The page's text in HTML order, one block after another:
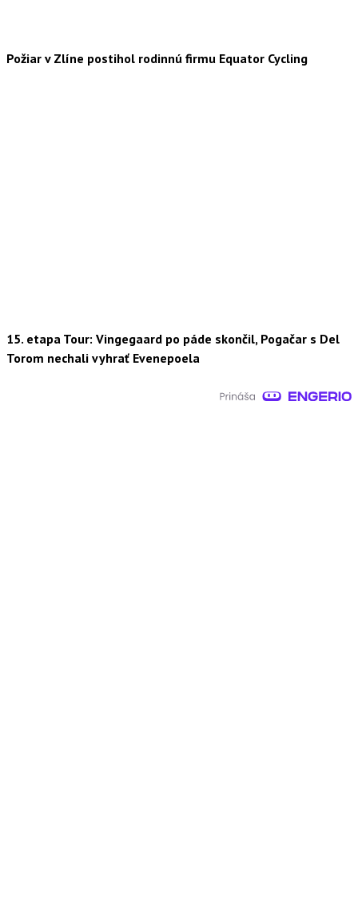
Požiar v Zlíne postihol rodinnú firmu Equator Cycling
15. etapa Tour: Vingegaard po páde skončil, Pogačar s Del
Torom nechali vyhrať Evenepoela